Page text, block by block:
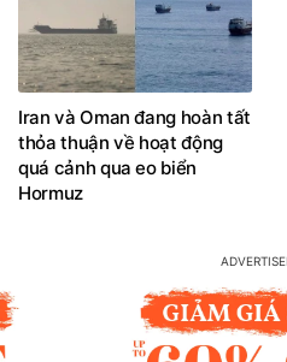
Iran và Oman đang hoàn tất
thỏa thuận về hoạt động
quá cảnh qua eo biển
Hormuz